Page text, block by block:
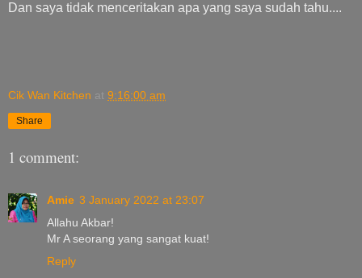
Dan saya tidak menceritakan apa yang saya sudah tahu....
Cik Wan Kitchen at 9:16:00 am
Share
1 comment:
Amie 3 January 2022 at 23:07
Allahu Akbar!
Mr A seorang yang sangat kuat!
Reply